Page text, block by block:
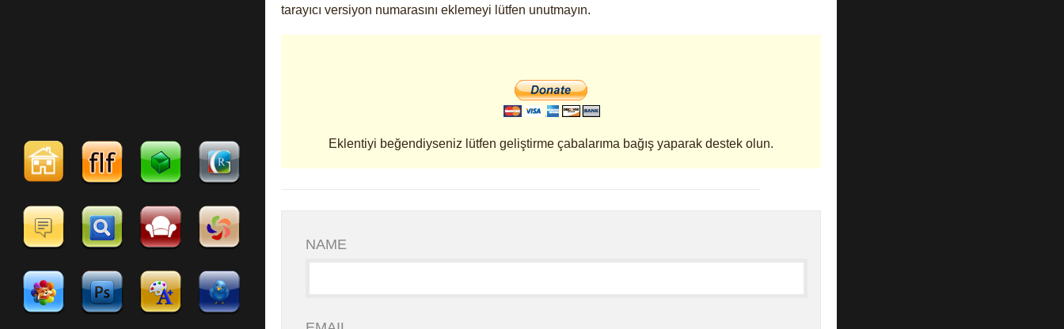
tarayıcı versiyon numarasını eklemeyi lütfen unutmayın.
Eklentiyi beğendiyseniz lütfen geliştirme çabalarıma bağış yaparak destek olun.
NAME